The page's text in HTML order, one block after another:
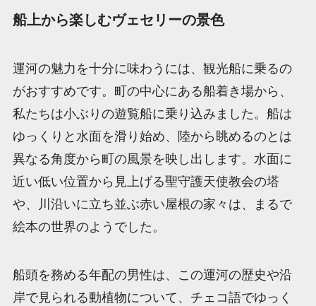
船上から楽しむヴェセリーの景色
運河の魅力を十分に味わうには、観光船に乗るの
がおすすめです。町の中心にある船着き場から、
私たちは小ぶりの遊覧船に乗り込みました。船は
ゆっくりと水面を滑り始め、陸から眺めるのとは
異なる角度から町の風景を映し出します。水面に
近い低い位置から見上げる聖守護天使教会の塔
や、川沿いに立ち並ぶ赤い屋根の家々は、まるで
絵本の世界のようでした。
船頭を務める年配の男性は、この運河の歴史や沿
岸で見られる動植物について、チェコ語でゆっく